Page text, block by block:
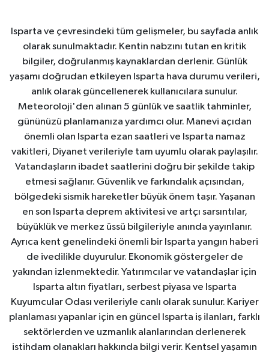
Isparta ve çevresindeki tüm gelişmeler, bu sayfada anlık
olarak sunulmaktadır. Kentin nabzını tutan en kritik
bilgiler, doğrulanmış kaynaklardan derlenir. Günlük
yaşamı doğrudan etkileyen Isparta hava durumu verileri,
anlık olarak güncellenerek kullanıcılara sunulur.
Meteoroloji'den alınan 5 günlük ve saatlik tahminler,
gününüzü planlamanıza yardımcı olur. Manevi açıdan
önemli olan Isparta ezan saatleri ve Isparta namaz
vakitleri, Diyanet verileriyle tam uyumlu olarak paylaşılır.
Vatandaşların ibadet saatlerini doğru bir şekilde takip
etmesi sağlanır. Güvenlik ve farkındalık açısından,
bölgedeki sismik hareketler büyük önem taşır. Yaşanan
en son Isparta deprem aktivitesi ve artçı sarsıntılar,
büyüklük ve merkez üssü bilgileriyle anında yayınlanır.
Ayrıca kent genelindeki önemli bir Isparta yangın haberi
de ivedilikle duyurulur. Ekonomik göstergeler de
yakından izlenmektedir. Yatırımcılar ve vatandaşlar için
Isparta altın fiyatları, serbest piyasa ve Isparta
Kuyumcular Odası verileriyle canlı olarak sunulur. Kariyer
planlaması yapanlar için en güncel Isparta iş ilanları, farklı
sektörlerden ve uzmanlık alanlarından derlenerek
istihdam olanakları hakkında bilgi verir. Kentsel yaşamın